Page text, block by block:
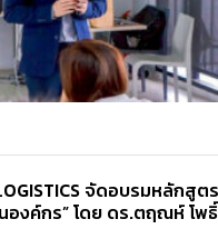
จัดอบรมหลักสูตร
งค์กร” โดย ดร.ตฤณห์ โพ